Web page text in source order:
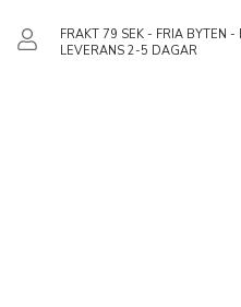
FRAKT 79 SEK - FRIA BYTEN -
LEVERANS 2-5 DAGAR